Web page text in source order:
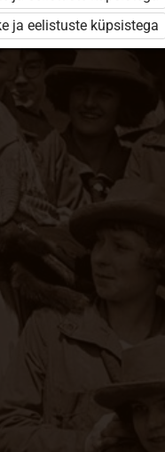
ja eelistuste küpsistega